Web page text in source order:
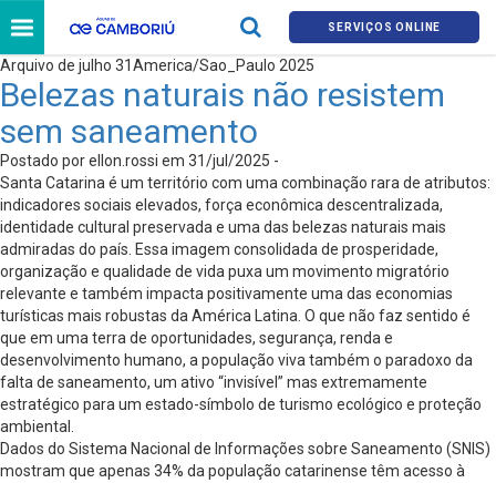
SERVIÇOS ONLINE
Arquivo de julho 31America/Sao_Paulo 2025
Belezas naturais não resistem
sem saneamento
Postado por ellon.rossi em 31/jul/2025 -
Santa Catarina é um território com uma combinação rara de atributos:
indicadores sociais elevados, força econômica descentralizada,
identidade cultural preservada e uma das belezas naturais mais
admiradas do país. Essa imagem consolidada de prosperidade,
organização e qualidade de vida puxa um movimento migratório
relevante e também impacta positivamente uma das economias
turísticas mais robustas da América Latina. O que não faz sentido é
que em uma terra de oportunidades, segurança, renda e
desenvolvimento humano, a população viva também o paradoxo da
falta de saneamento, um ativo “invisível” mas extremamente
estratégico para um estado-símbolo de turismo ecológico e proteção
ambiental.
Dados do Sistema Nacional de Informações sobre Saneamento (SNIS)
mostram que apenas 34% da população catarinense têm acesso à